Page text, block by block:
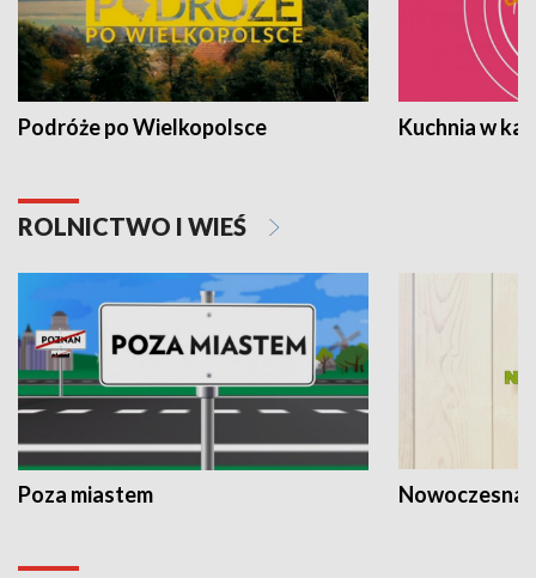
Podróże po Wielkopolsce Kuchnia w
ROLNICTWO I WIEŚ
Poza miastem Nowoczesna